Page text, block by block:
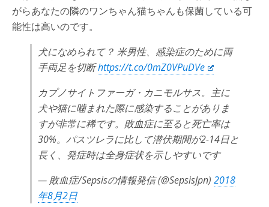
がらあなたの隣のワンちゃん猫ちゃんも保菌している可
能性は高いのです。
犬になめられて？ 米男性、感染症のために両
手両足を切断https://t.co/0mZ0VPuDVe
カプノサイトファーガ・カニモルサス。主に
犬や猫に噛まれた際に感染することがありま
すが非常に稀です。敗血症に至ると死亡率は
30%。パスツレラに比して潜伏期間が2-14日と
長く、発症時は全身症状を示しやすいです
— 敗血症/Sepsisの情報発信 (@SepsisJpn) 2018
年8月2日